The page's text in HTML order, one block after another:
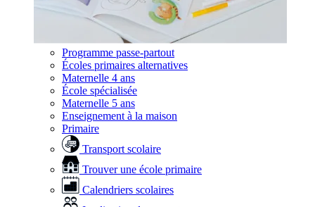
Programme passe-partout
Écoles primaires alternatives
Maternelle 4 ans
École spécialisée
Maternelle 5 ans
Enseignement à la maison
Primaire
Transport scolaire
Trouver une école primaire
Calendriers scolaires